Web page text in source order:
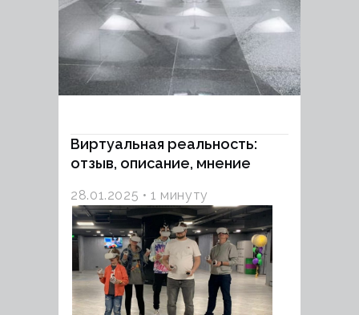
Виртуальная реальность:
отзыв, описание, мнение
28.01.2025 1 минуту